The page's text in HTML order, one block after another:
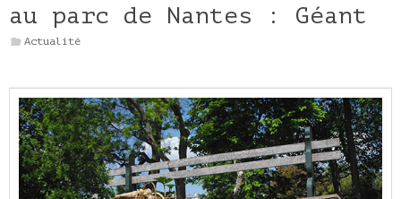
au parc de Nantes : Géant
Actualité